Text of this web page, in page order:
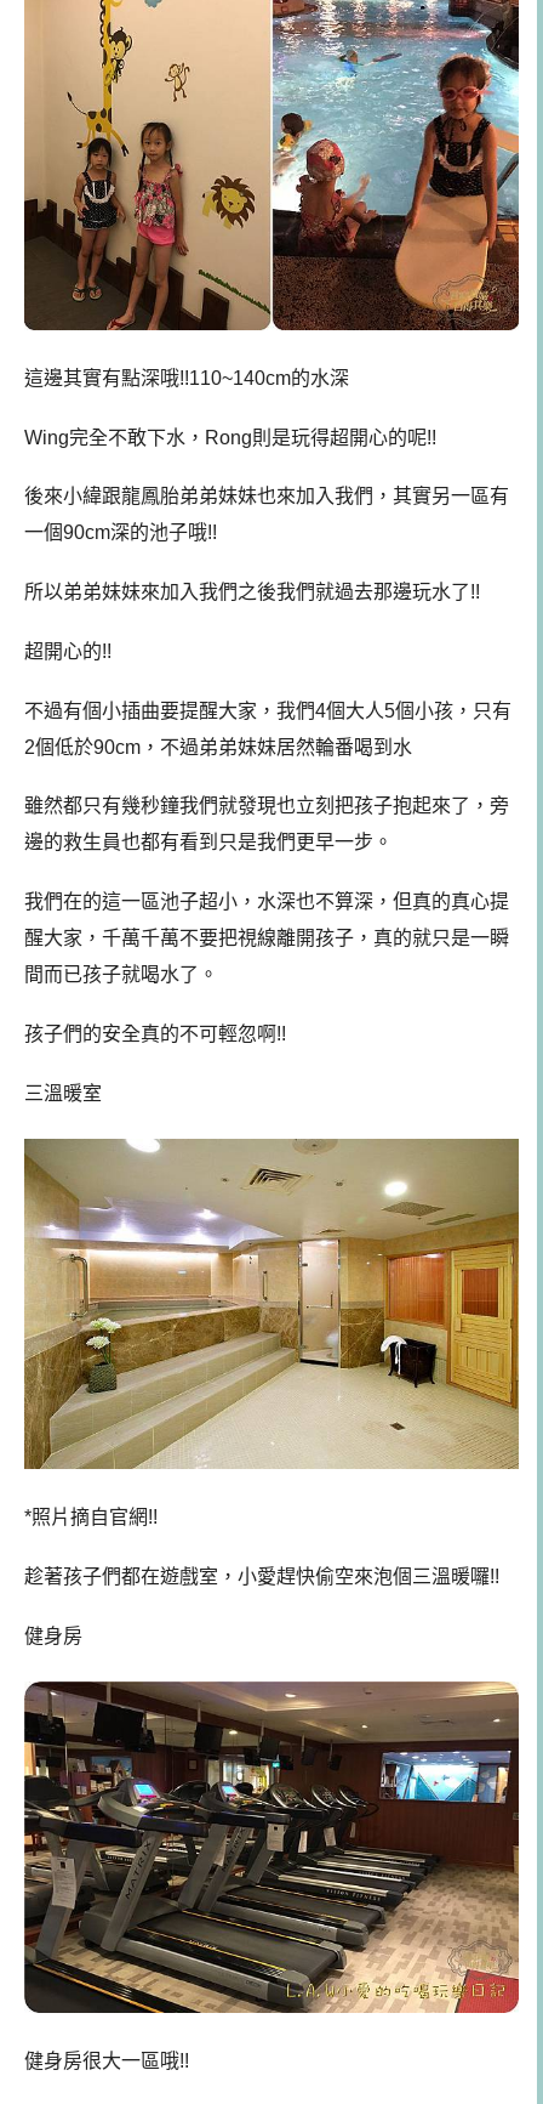
這邊其實有點深哦!!110~140cm的水深
Wing完全不敢下水，Rong則是玩得超開心的呢!!
後來小緯跟龍鳳胎弟弟妹妹也來加入我們，其實另一區有
一個90cm深的池子哦!!
所以弟弟妹妹來加入我們之後我們就過去那邊玩水了!!
超開心的!!
不過有個小插曲要提醒大家，我們4個大人5個小孩，只有
2個低於90cm，不過弟弟妹妹居然輪番喝到水
雖然都只有幾秒鐘我們就發現也立刻把孩子抱起來了，旁
邊的救生員也都有看到只是我們更早一步。
我們在的這一區池子超小，水深也不算深，但真的真心提
醒大家，千萬千萬不要把視線離開孩子，真的就只是一瞬
間而已孩子就喝水了。
孩子們的安全真的不可輕忽啊!!
三溫暖室
*照片摘自官網!!
趁著孩子們都在遊戲室，小愛趕快偷空來泡個三溫暖囉!!
健身房
健身房很大一區哦!!